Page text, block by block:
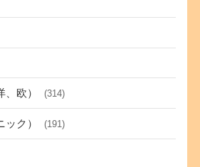
、欧） (314)
ック） (191)